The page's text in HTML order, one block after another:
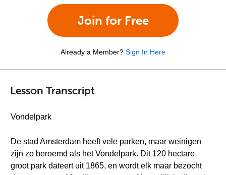
Join for Free
Already a Member? Sign In Here
Lesson Transcript
Vondelpark
De stad Amsterdam heeft vele parken, maar weinigen
zijn zo beroemd als het Vondelpark. Dit 120 hectare
groot park dateert uit 1865, en wordt elk maar bezocht